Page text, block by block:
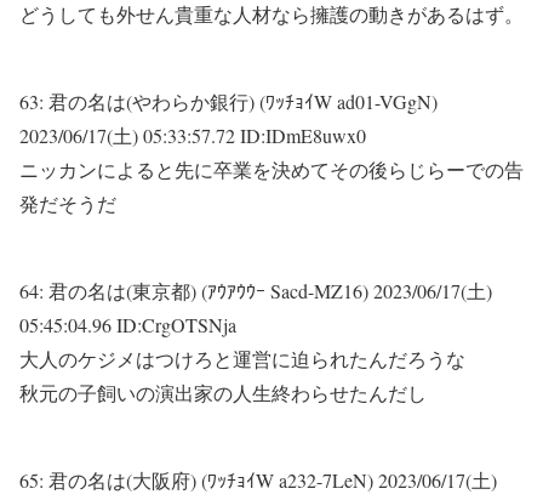
どうしても外せん貴重な人材なら擁護の動きがあるはず。
63: 君の名は(やわらか銀行) (ﾜｯﾁｮｲW ad01-VGgN)
2023/06/17(土) 05:33:57.72 ID:IDmE8uwx0
ニッカンによると先に卒業を決めてその後らじらーでの告
発だそうだ
64: 君の名は(東京都) (ｱｳｱｳｳｰ Sacd-MZ16)2023/06/17(土)
05:45:04.96 ID:CrgOTSNja
大人のケジメはつけろと運営に迫られたんだろうな
秋元の子飼いの演出家の人生終わらせたんだし
65: 君の名は(大阪府) (ﾜｯﾁｮｲW a232-7LeN)2023/06/17(土)